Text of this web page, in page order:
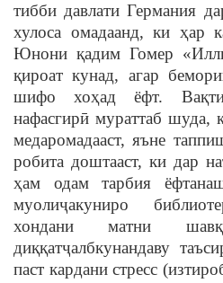
тибби давлати Германия
хулоса омадаанд, ки ҳар
Юнони қадим Гомер
қироат кунад, агар
шифо хоҳад ёфт.
нафасгирӣ мураттаб шуда,
медаромадааст, яъне
робита доштааст, ки дар
ҳам одам тарбия
муолиҷакуниро
хондани матни
диққатҷалбкунандаву
паст кардани стресс